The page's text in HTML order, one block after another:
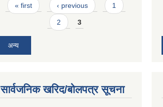
Pages
« first ‹ previous 1
2 3
अन्य
सार्वजनिक खरिद/बोलपत्र सूचना